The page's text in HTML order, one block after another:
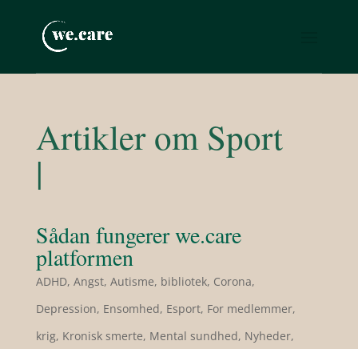
Artikler om Sport
|
Sådan fungerer we.care
platformen
ADHD, Angst, Autisme, bibliotek, Corona,
Depression, Ensomhed, Esport, For medlemmer,
krig, Kronisk smerte, Mental sundhed, Nyheder,